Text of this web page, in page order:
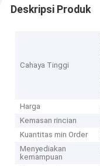
Deskripsi Produk
Cahaya Tinggi
Harga
Kemasan rincian
Kuantitas min Order
Menyediakan
kemampuan